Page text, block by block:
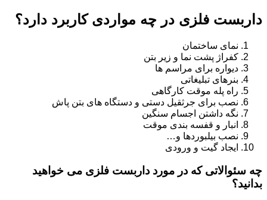
داربست فلزی در چه مواردی کاربرد دارد؟
نمای ساختمان
کفراژ پشت نما و زیر بتن
دیواره برای مراسم ها
بنرهای تبلیغاتی
راه پله موقت کارگاهی
نصب برای جرثقیل دستی و دستگاه های بتن پاش
نگه داشتن اجسام سنگین
انبار و قفسه بندی موقت
نصب بیلبوردها و…
ایجاد گیت و ورودی
چه سئوالاتی که در مورد داربست فلزی می خواهید
بدانید؟